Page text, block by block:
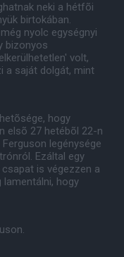
neki a hétfõi
birtokában.
nyolc egységnyi
bizonyos
volt,
a saját dolgát, mint
hogy
elsõ 27 hetébõl 22-n
legénysége
Ezáltal egy
is végezzen a
hogy